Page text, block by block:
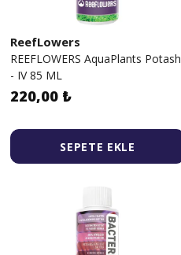
ReefLowers
REEFLOWERS AquaPlants Potash
- IV 85 ML
220,00 ₺
SEPETE EKLE